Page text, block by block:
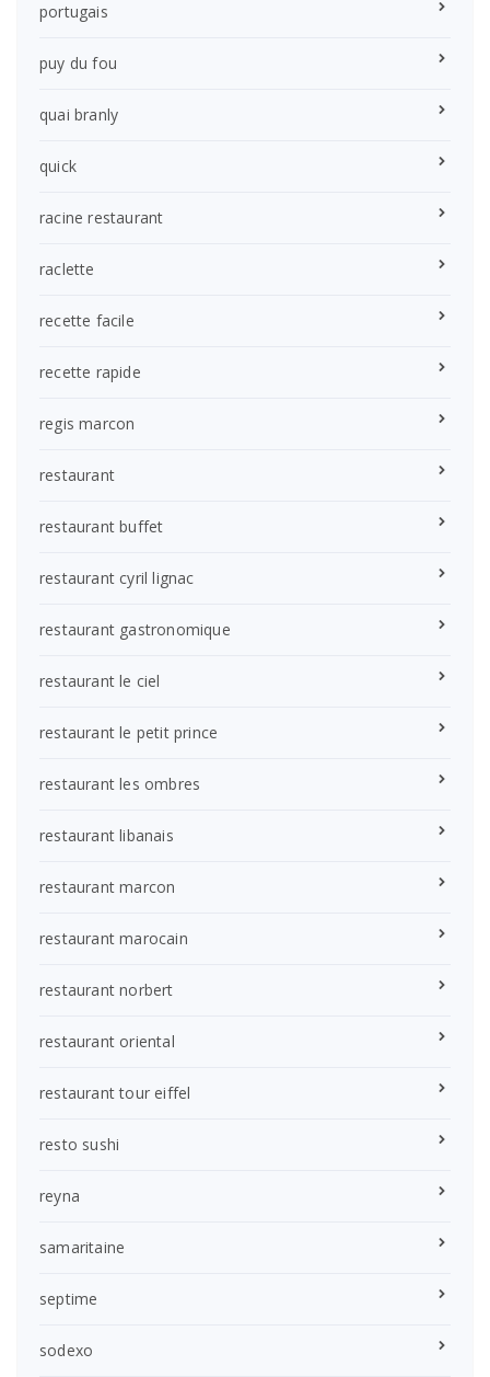
portugais
puy du fou
quai branly
quick
racine restaurant
raclette
recette facile
recette rapide
regis marcon
restaurant
restaurant buffet
restaurant cyril lignac
restaurant gastronomique
restaurant le ciel
restaurant le petit prince
restaurant les ombres
restaurant libanais
restaurant marcon
restaurant marocain
restaurant norbert
restaurant oriental
restaurant tour eiffel
resto sushi
reyna
samaritaine
septime
sodexo